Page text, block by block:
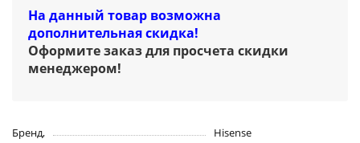
На данный товар возможна
дополнительная скидка!
Оформите заказ для просчета скидки
менеджером!
Бренд,
Hisense